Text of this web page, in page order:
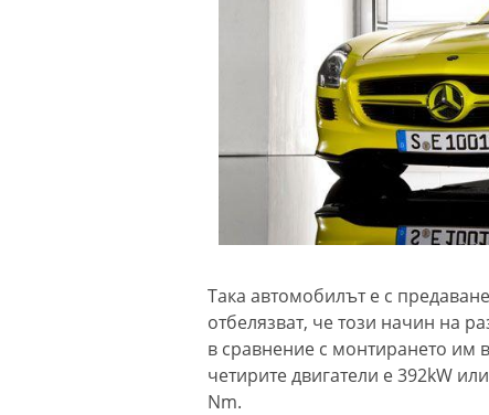
Така автомобилът е с
отбелязват, че този начин на
в сравнение с монтирането им
четирите двигатели е 392kW
Nm.